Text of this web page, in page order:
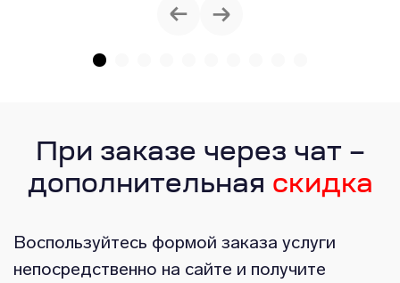
При заказе через чат –
дополнительная скидка
Воспользуйтесь формой заказа услуги
непосредственно на сайте и получите